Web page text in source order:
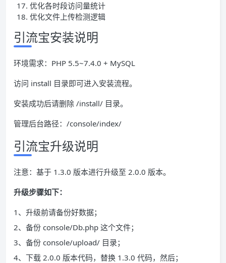
优化各时段访问量统计
优化文件上传检测逻辑
引流宝安装说明
环境需求：PHP 5.5~7.4.0 + MySQL
访问 install 目录即可进入安装流程。
安装成功后请删除 /install/ 目录。
管理后台路径：/console/index/
引流宝升级说明
注意：基于 1.3.0 版本进行升级至 2.0.0 版本。
升级步骤如下：
1、升级前请备份好数据；
2、备份 console/Db.php 这个文件；
3、备份 console/upload/ 目录；
4、下载 2.0.0 版本代码，替换 1.3.0 代码，然后；